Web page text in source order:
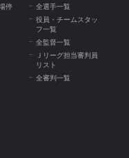
停
全選手一覧
役員・チームスタッ
フ一覧
全監督一覧
Ｊリーグ担当審判員
リスト
全審判一覧